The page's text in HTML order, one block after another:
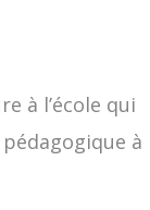
à l’école qui
à